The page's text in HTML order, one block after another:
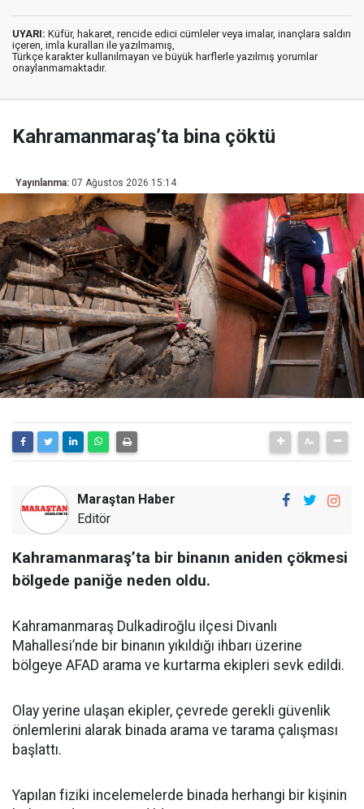
UYARI: Küfür, hakaret, rencide edici cümleler veya imalar, inançlara saldırı
içeren, imla kuralları ile yazılmamış,
Türkçe karakter kullanılmayan ve büyük harflerle yazılmış yorumlar
onaylanmamaktadır.
Kahramanmaraş’ta bina çöktü
Yayınlanma: 07 Ağustos 2026 15:14
Maraştan Haber
Editör
Kahramanmaraş’ta bir binanın aniden çökmesi
bölgede paniğe neden oldu.
Kahramanmaraş Dulkadiroğlu ilçesi Divanlı
Mahallesi’nde bir binanın yıkıldığı ihbarı üzerine
bölgeye AFAD arama ve kurtarma ekipleri sevk edildi.
Olay yerine ulaşan ekipler, çevrede gerekli güvenlik
önlemlerini alarak binada arama ve tarama çalışması
başlattı.
Yapılan fiziki incelemelerde binada herhangi bir kişinin